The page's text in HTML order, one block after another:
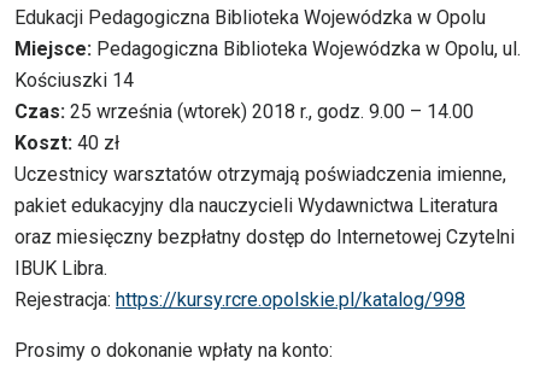
Edukacji Pedagogiczna Biblioteka Wojewódzka w Opolu
Miejsce: Pedagogiczna Biblioteka Wojewódzka w Opolu, ul.
Kościuszki 14
Czas: 25 września (wtorek) 2018 r., godz. 9.00 – 14.00
Koszt: 40 zł
Uczestnicy warsztatów otrzymają poświadczenia imienne,
pakiet edukacyjny dla nauczycieli Wydawnictwa Literatura
oraz miesięczny bezpłatny dostęp do Internetowej Czytelni
IBUK Libra.
Rejestracja: https://kursy.rcre.opolskie.pl/katalog/998
Prosimy o dokonanie wpłaty na konto: